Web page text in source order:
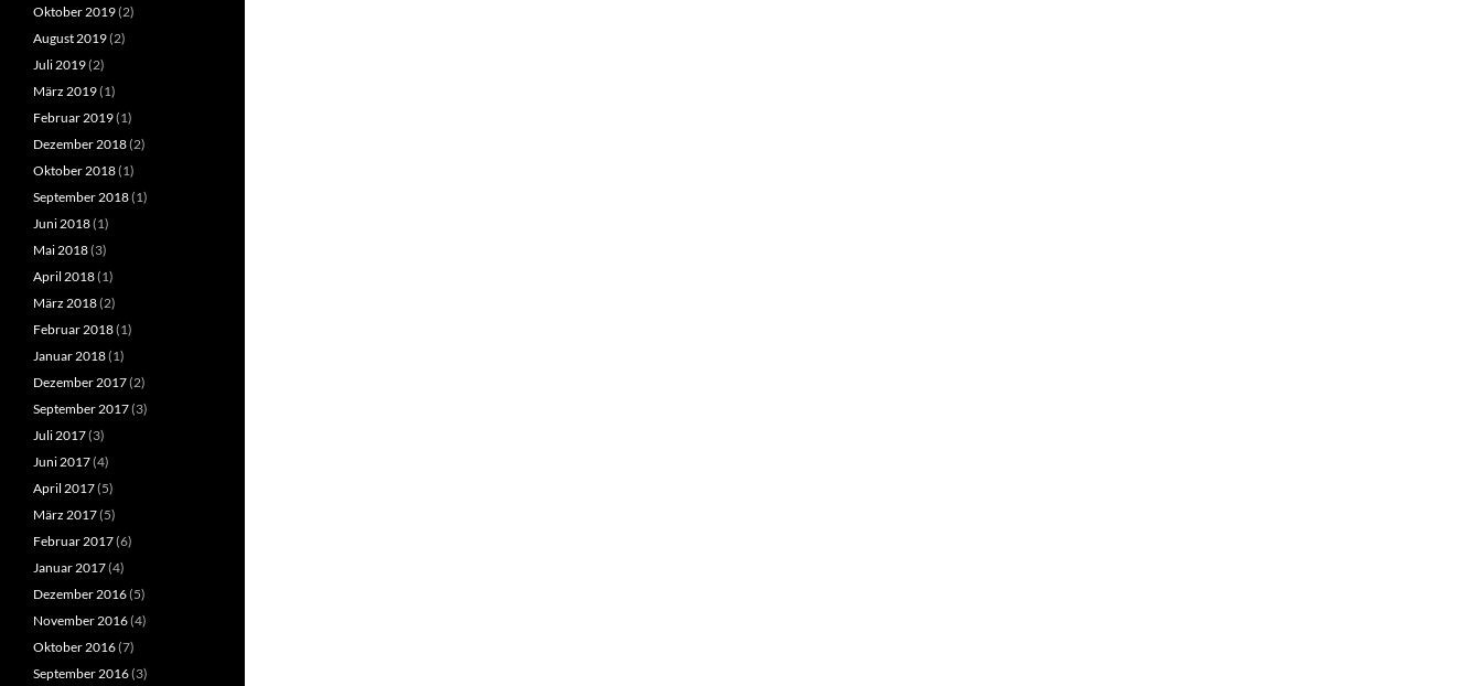
Oktober 2019(2)
August 2019(2)
Juli 2019(2)
März 2019(1)
Februar 2019(1)
Dezember 2018(2)
Oktober 2018(1)
September 2018(1)
Juni 2018(1)
Mai 2018(3)
April 2018(1)
März 2018(2)
Februar 2018(1)
Januar 2018(1)
Dezember 2017(2)
September 2017(3)
Juli 2017(3)
Juni 2017(4)
April 2017(5)
März 2017(5)
Februar 2017(6)
Januar 2017(4)
Dezember 2016(5)
November 2016(4)
Oktober 2016(7)
September 2016(3)